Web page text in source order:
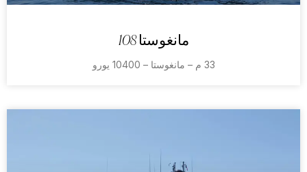
مانغوستا 108
33 م – مانغوستا – 10400 يورو